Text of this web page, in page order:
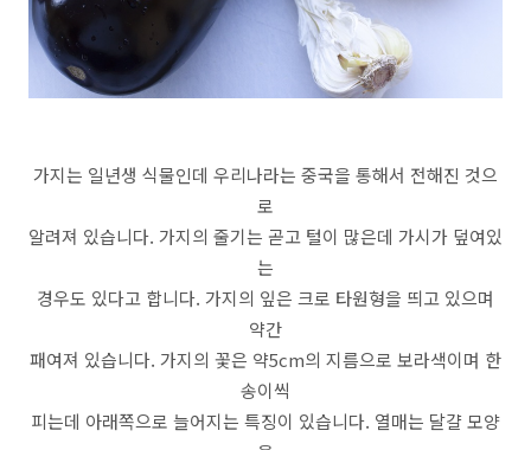
가지는 일년생 식물인데 우리나라는 중국을 통해서 전해진 것으
로
알려져 있습니다. 가지의 줄기는 곧고 털이 많은데 가시가 덮여있
는
경우도 있다고 합니다. 가지의 잎은 크로 타원형을 띄고 있으며
약간
패여져 있습니다. 가지의 꽃은 약5cm의 지름으로 보라색이며 한
송이씩
피는데 아래쪽으로 늘어지는 특징이 있습니다. 열매는 달걀 모양